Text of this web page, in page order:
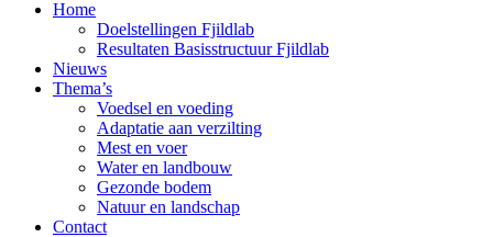
Home
Doelstellingen Fjildlab
Resultaten Basisstructuur Fjildlab
Nieuws
Thema’s
Voedsel en voeding
Adaptatie aan verzilting
Mest en voer
Water en landbouw
Gezonde bodem
Natuur en landschap
Contact